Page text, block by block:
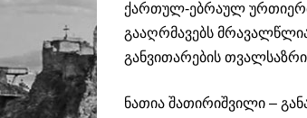
ქართულ-ებრაულ
გააღრმავებს
განვითარების
ნათია შათირიშვილი –